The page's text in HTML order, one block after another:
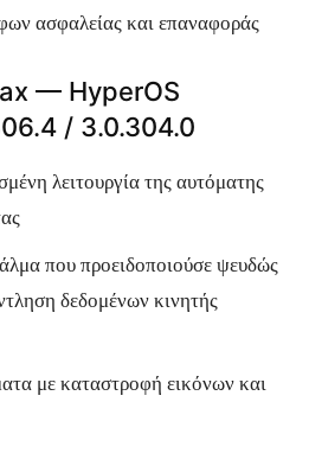
ασφαλείας και επαναφοράς
— HyperOS
/ 3.0.304.0
λειτουργία της αυτόματης
που προειδοποιούσε ψευδώς
δεδομένων κινητής
με καταστροφή εικόνων και